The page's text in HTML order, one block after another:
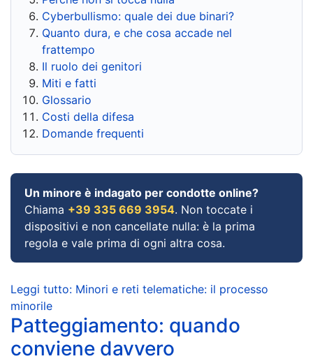
Cyberbullismo: quale dei due binari?
Quanto dura, e che cosa accade nel
frattempo
Il ruolo dei genitori
Miti e fatti
Glossario
Costi della difesa
Domande frequenti
Un minore è indagato per condotte online?
Chiama +39 335 669 3954. Non toccate i
dispositivi e non cancellate nulla: è la prima
regola e vale prima di ogni altra cosa.
Leggi tutto: Minori e reti telematiche: il processo
minorile
Patteggiamento: quando
conviene davvero